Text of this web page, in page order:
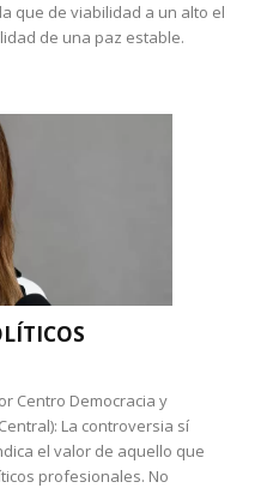
que de viabilidad a un alto el
de una paz estable.
Centro Democracia y
La controversia sí
el valor de aquello que
profesionales. No